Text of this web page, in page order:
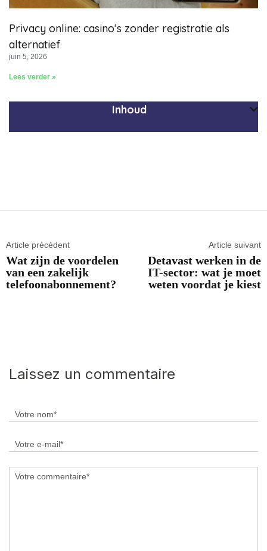
Privacy online: casino’s zonder registratie als
alternatief
juin 5, 2026
Lees verder »
Inhoud
Article précédent
Wat zijn de voordelen
van een zakelijk
telefoonabonnement?
Article suivant
Detavast werken in de
IT-sector: wat je moet
weten voordat je kiest
Laissez un commentaire